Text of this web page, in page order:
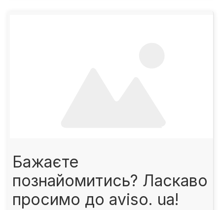
Бажаєте
познайомитись? Ласкаво
просимо до aviso. ua!